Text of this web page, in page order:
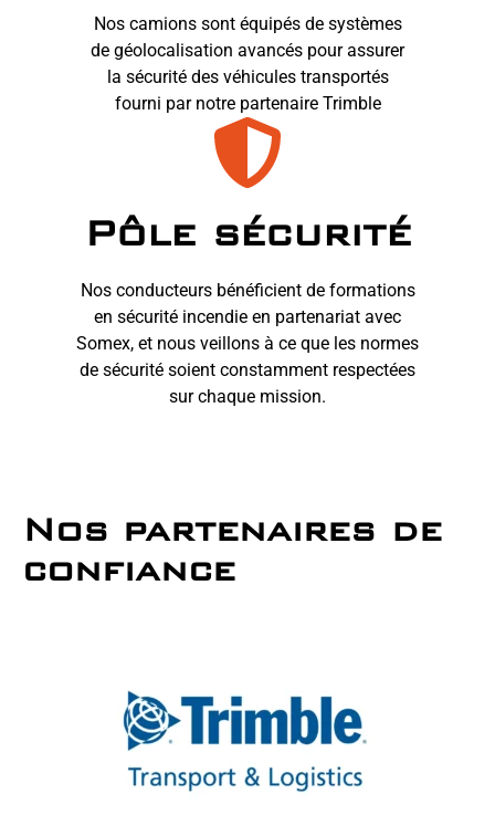
Nos camions sont équipés de systèmes
de géolocalisation avancés pour assurer
la sécurité des véhicules transportés
fourni par notre partenaire Trimble
Pôle sécurité
Nos conducteurs bénéficient de formations
en sécurité incendie en partenariat avec
Somex, et nous veillons à ce que les normes
de sécurité soient constamment respectées
sur chaque mission.
Nos partenaires de
confiance